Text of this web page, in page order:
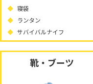
寝袋
ランタン
サバイバルナイフ
靴・ブーツ